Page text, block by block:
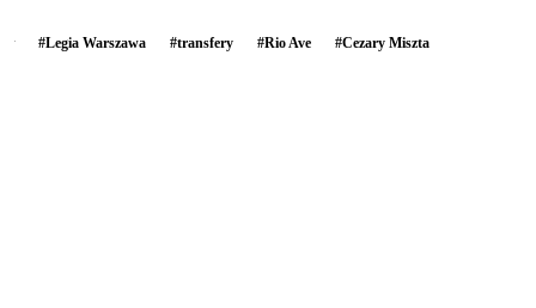
#Legia Warszawa #transfery #Rio Ave #Cezary Miszta